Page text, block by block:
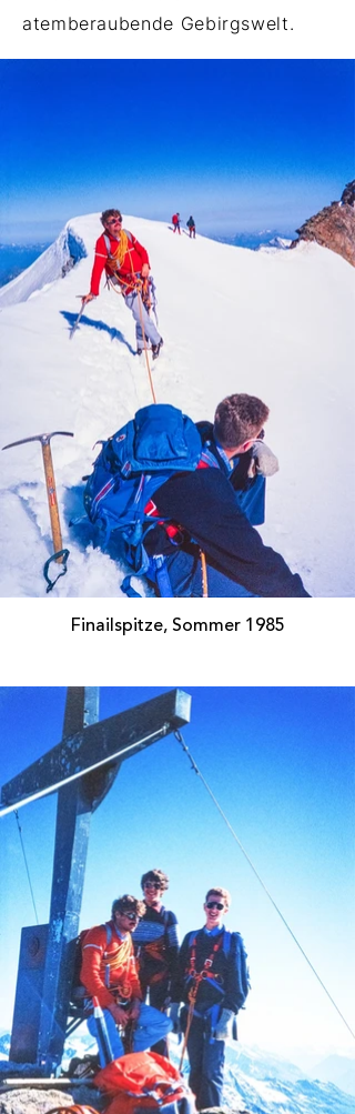
atemberaubende Gebirgswelt.
Finailspitze, Sommer 1985